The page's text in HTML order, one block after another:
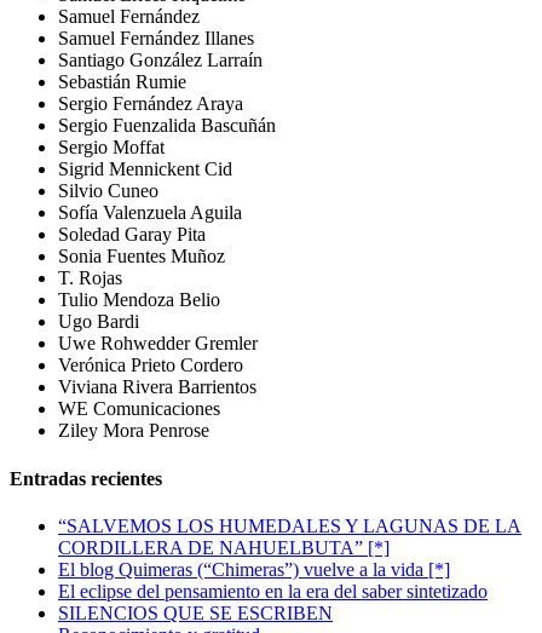
Samuel Fernández
Samuel Fernández Illanes
Santiago González Larraín
Sebastián Rumie
Sergio Fernández Araya
Sergio Fuenzalida Bascuñán
Sergio Moffat
Sigrid Mennickent Cid
Silvio Cuneo
Sofía Valenzuela Aguila
Soledad Garay Pita
Sonia Fuentes Muñoz
T. Rojas
Tulio Mendoza Belio
Ugo Bardi
Uwe Rohwedder Gremler
Verónica Prieto Cordero
Viviana Rivera Barrientos
WE Comunicaciones
Ziley Mora Penrose
Entradas recientes
“SALVEMOS LOS HUMEDALES Y LAGUNAS DE LA
CORDILLERA DE NAHUELBUTA” [*]
El blog Quimeras (“Chimeras”) vuelve a la vida [*]
El eclipse del pensamiento en la era del saber sintetizado
SILENCIOS QUE SE ESCRIBEN